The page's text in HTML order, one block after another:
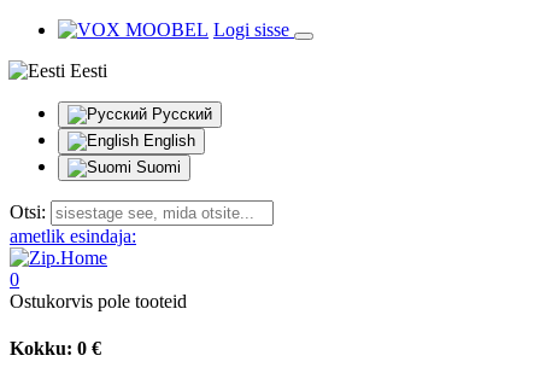
Logi sisse
Eesti
Русский
English
Suomi
Otsi:
ametlik esindaja:
0
Ostukorvis pole tooteid
Kokku: 0 €